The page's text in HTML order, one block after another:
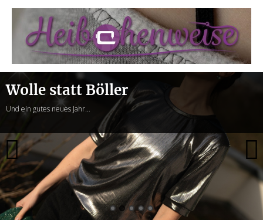
Heibchenweise
Wolle statt Böller
Und ein gutes neues Jahr…